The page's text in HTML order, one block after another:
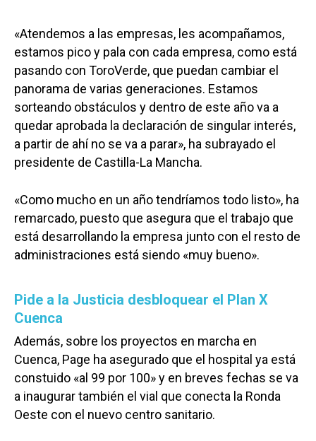
«Atendemos a las empresas, les acompañamos,
estamos pico y pala con cada empresa, como está
pasando con ToroVerde, que puedan cambiar el
panorama de varias generaciones. Estamos
sorteando obstáculos y dentro de este año va a
quedar aprobada la declaración de singular interés,
a partir de ahí no se va a parar», ha subrayado el
presidente de Castilla-La Mancha.
«Como mucho en un año tendríamos todo listo», ha
remarcado, puesto que asegura que el trabajo que
está desarrollando la empresa junto con el resto de
administraciones está siendo «muy bueno».
Pide a la Justicia desbloquear el Plan X
Cuenca
Además, sobre los proyectos en marcha en
Cuenca, Page ha asegurado que el hospital ya está
constuido «al 99 por 100» y en breves fechas se va
a inaugurar también el vial que conecta la Ronda
Oeste con el nuevo centro sanitario.